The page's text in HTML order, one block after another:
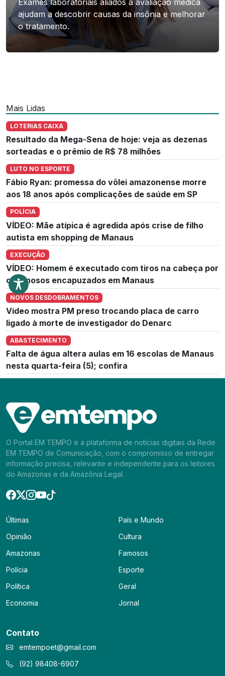
Exames laboratoriais aliados à avaliação médica
ajudam a descobrir causas da insônia e melhorar
o tratamento.
Mais Lidas
LOTERIAS CAIXA
Resultado da Mega-Sena de hoje: veja as dezenas
sorteadas e o prêmio de R$ 78 milhões
LUTO NO ESPORTE
Fábio Ryan: promessa do vôlei amazonense morre
aos 18 anos após complicações de saúde em SP
POLÍCIA
VÍDEO: Mãe atípica é agredida após crise de filho
autista em shopping de Manaus
EXECUÇÃO
VÍDEO: Homem é executado com tiros na cabeça por
criminosos encapuzados em Manaus
NOVOS DESDOBRAMENTOS
Vídeo mostra PM preso trocando placa de carro
ligado à morte de investigador do Denarc
ABASTECIMENTO
Falta de água altera aulas em 16 escolas de Manaus
nesta quarta-feira (5); confira
O Portal EM TEMPO é a plataforma de notícias digitais da Rede
EM TEMPO de Comunicação, com o compromisso de entregar
informação precisa, relevante e independente para os leitores
do Amazonas e da Amazônia Legal.
Últimas
Opinião
Amazonas
Polícia
Política
Economia
País e Mundo
Cultura
Famosos
Esporte
Geral
Jornal
Contato
emtempoet@gmail.com
(92) 98408-6907